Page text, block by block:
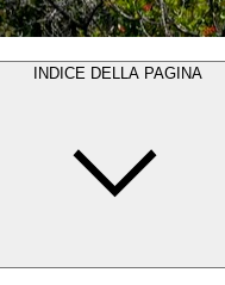
INDICE DELLA PAGINA